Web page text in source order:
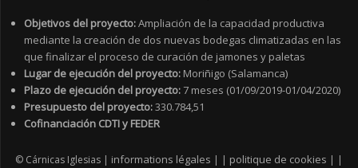
Objetivos del proyecto:Ampliación de la capacidad productiva
mediante la creación de dos nuevas bodegas climatizadas en las
que finalizar el proceso de curación de jamones y paletas
Lugar de ejecución del proyecto: Moriñigo (Salamanca)
Plazo de ejecución del proyecto:7 meses (01/09/2019-01/04/2020)
Presupuesto del proyecto:330.784,51
Cofinanciación CDTI y FEDER
© Cárnicas Iglesias | informations légales | | politique de cookies | |